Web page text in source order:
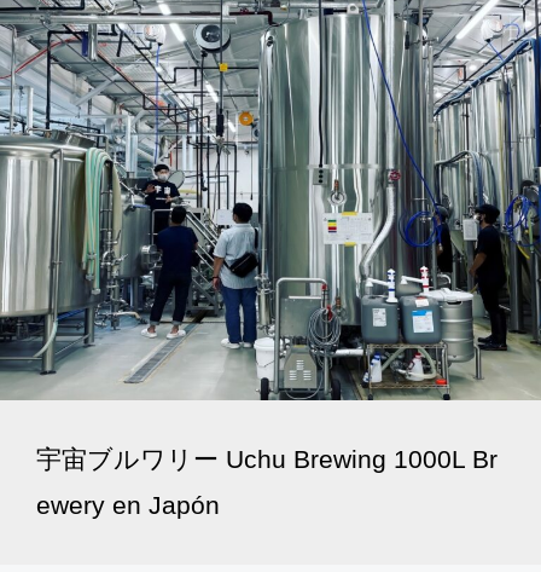
宇宙ブルワリー Uchu Brewing 1000L Br
ewery en Japón